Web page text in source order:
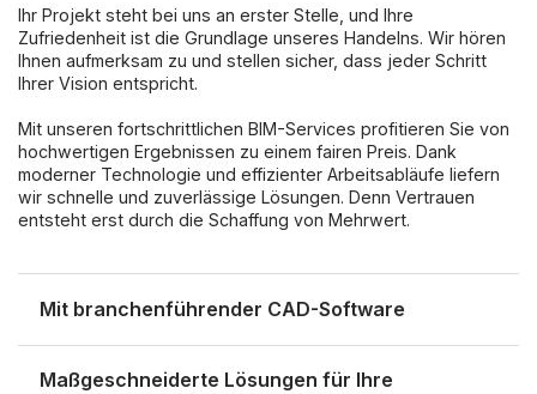
Ihr Projekt steht bei uns an erster Stelle, und Ihre
Zufriedenheit ist die Grundlage unseres Handelns. Wir hören
Ihnen aufmerksam zu und stellen sicher, dass jeder Schritt
Ihrer Vision entspricht.
Mit unseren fortschrittlichen BIM-Services profitieren Sie von
hochwertigen Ergebnissen zu einem fairen Preis. Dank
moderner Technologie und effizienter Arbeitsabläufe liefern
wir schnelle und zuverlässige Lösungen. Denn Vertrauen
entsteht erst durch die Schaffung von Mehrwert.
Mit branchenführender CAD-Software
Maßgeschneiderte Lösungen für Ihre